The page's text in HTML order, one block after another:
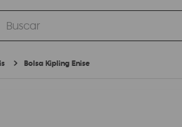
Bolsa Kipling Enise